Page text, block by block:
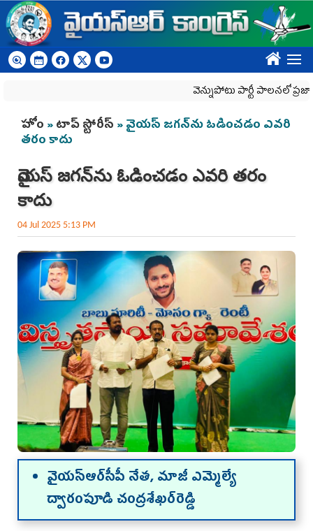
Skip to main content
????
వెన్నుపోటు పార్టీ పాలనలో
You are here
హోం »టాప్ స్టోరీస్ » వైయ‌స్ జగన్‌ను ఓడించడం ఎవ‌రి
త‌రం కాదు
వైయ‌స్ జగన్‌ను ఓడించడం ఎవ‌రి త‌రం
కాదు
04 Jul 2025 5:13 PM
వైయ‌స్ఆర్‌సీపీ నేత‌, మాజీ ఎమ్మెల్యే
ద్వారంపూడి చంద్ర‌శేఖ‌ర్‌రెడ్డి